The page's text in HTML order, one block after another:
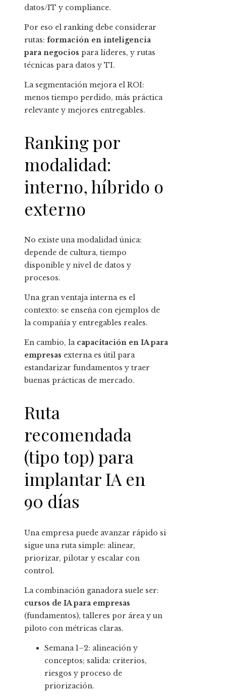
datos/IT y compliance.
Por eso el ranking debe considerar
rutas: formación en inteligencia
para negocios para líderes, y rutas
técnicas para datos y TI.
La segmentación mejora el ROI:
menos tiempo perdido, más práctica
relevante y mejores entregables.
Ranking por
modalidad:
interno, híbrido o
externo
No existe una modalidad única:
depende de cultura, tiempo
disponible y nivel de datos y
procesos.
Una gran ventaja interna es el
contexto: se enseña con ejemplos de
la compañía y entregables reales.
En cambio, la capacitación en IA para
empresas externa es útil para
estandarizar fundamentos y traer
buenas prácticas de mercado.
Ruta
recomendada
(tipo top) para
implantar IA en
90 días
Una empresa puede avanzar rápido si
sigue una ruta simple: alinear,
priorizar, pilotar y escalar con
control.
La combinación ganadora suele ser:
cursos de IA para empresas
(fundamentos), talleres por área y un
piloto con métricas claras.
Semana 1–2: alineación y
conceptos; salida: criterios,
riesgos y proceso de
priorización.